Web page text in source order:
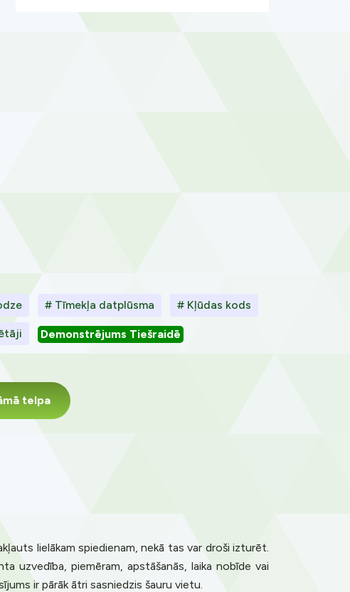
# Tīmekļa datplūsma # Kļūdas kods
Demonstrējums Tiešraidē
telpa
lielākam spiedienam, nekā tas var droši izturēt.
uzvedība, piemēram, apstāšanās, laika nobīde vai
ir pārāk ātri sasniedzis šauru vietu.